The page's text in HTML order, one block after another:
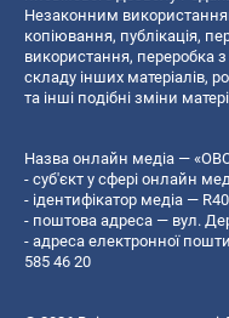
Незаконним
копiювання, публiкацiя,
використання, переробка
складу інших матеріалів,
та інші подібні зміни
Назва онлайн медіа —
- суб'єкт у сфері онлайн
- ідентифікатор медіа —
- поштова адреса — вул.
- адреса електронної
585 46 20